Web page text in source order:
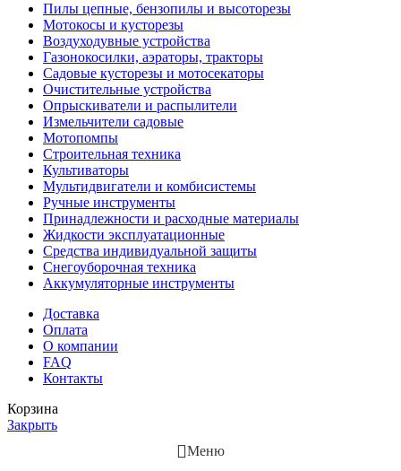
Пилы цепные, бензопилы и высоторезы
Мотокосы и кусторезы
Воздуходувные устройства
Газонокосилки, аэраторы, тракторы
Садовые кусторезы и мотосекаторы
Очистительные устройства
Опрыскиватели и распылители
Измельчители садовые
Мотопомпы
Строительная техника
Культиваторы
Мультидвигатели и комбисистемы
Ручные инструменты
Принадлежности и расходные материалы
Жидкости эксплуатационные
Средства индивидуальной защиты
Снегоуборочная техника
Аккумуляторные инструменты
Доставка
Оплата
О компании
FAQ
Контакты
Корзина
Закрыть
Меню